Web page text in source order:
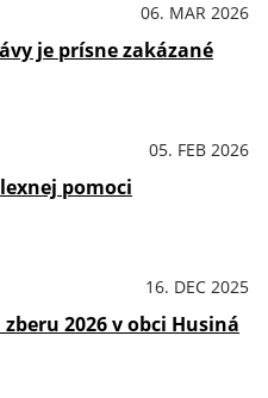
06. MAR 2026
je prísne zakázané
05. FEB 2026
pomoci
16. DEC 2025
2026 v obci Husiná